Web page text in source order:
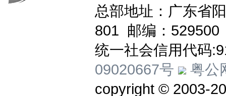
总部地址：广东省
801 邮编：529500
统一社会信用代码
09020667号
粤公
copyright © 2003-